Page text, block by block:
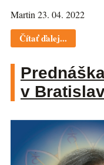
Martin 23. 04. 2022
Čítať ďalej...
v